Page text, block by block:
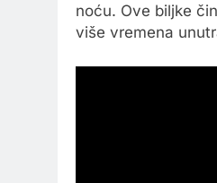
noću. Ove biljke
više vremena